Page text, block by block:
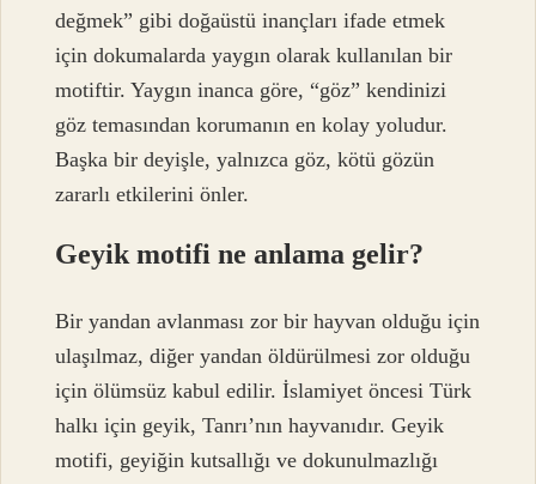
değmek” gibi doğaüstü inançları ifade etmek
için dokumalarda yaygın olarak kullanılan bir
motiftir. Yaygın inanca göre, “göz” kendinizi
göz temasından korumanın en kolay yoludur.
Başka bir deyişle, yalnızca göz, kötü gözün
zararlı etkilerini önler.
Geyik motifi ne anlama gelir?
Bir yandan avlanması zor bir hayvan olduğu için
ulaşılmaz, diğer yandan öldürülmesi zor olduğu
için ölümsüz kabul edilir. İslamiyet öncesi Türk
halkı için geyik, Tanrı’nın hayvanıdır. Geyik
motifi, geyiğin kutsallığı ve dokunulmazlığı